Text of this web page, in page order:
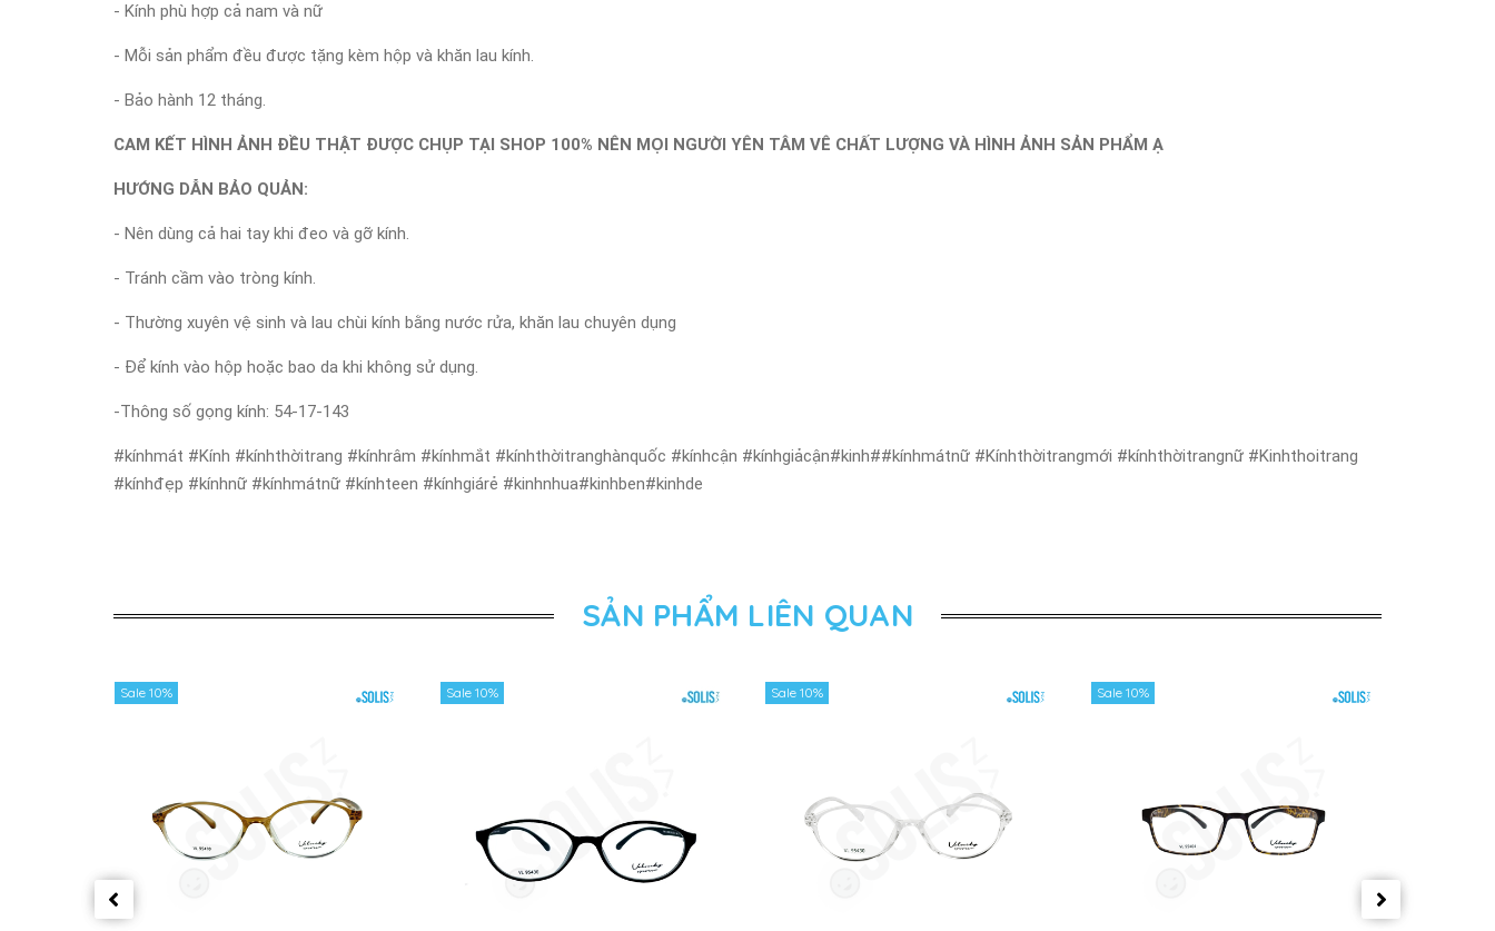
- Kính phù hợp cả nam và nữ
- Mỗi sản phẩm đều được tặng kèm hộp và khăn lau kính.
- Bảo hành 12 tháng.
CAM KẾT HÌNH ẢNH ĐỀU THẬT ĐƯỢC CHỤP TẠI SHOP 100% NÊN MỌI NGƯỜI YÊN TÂM VÊ CHẤT LƯỢNG VÀ HÌNH ẢNH SẢN PHẨM Ạ
HƯỚNG DẪN BẢO QUẢN:
- Nên dùng cả hai tay khi đeo và gỡ kính.
- Tránh cầm vào tròng kính.
- Thường xuyên vệ sinh và lau chùi kính bằng nước rửa, khăn lau chuyên dụng
- Để kính vào hộp hoặc bao da khi không sử dụng.
-Thông số gọng kính: 54-17-143
#kínhmát #Kính #kínhthờitrang #kínhrâm #kínhmắt #kínhthờitranghànquốc #kínhcận #kínhgiảcận#kinh##kínhmátnữ #Kínhthờitrangmới #kínhthờitrangnữ #Kinhthoitrang
#kínhđẹp #kínhnữ #kínhmátnữ #kínhteen #kínhgiárẻ #kinhnhua#kinhben#kinhde
SẢN PHẨM LIÊN QUAN
Sale 10% Sale 10% Sale 10% Sale 10%